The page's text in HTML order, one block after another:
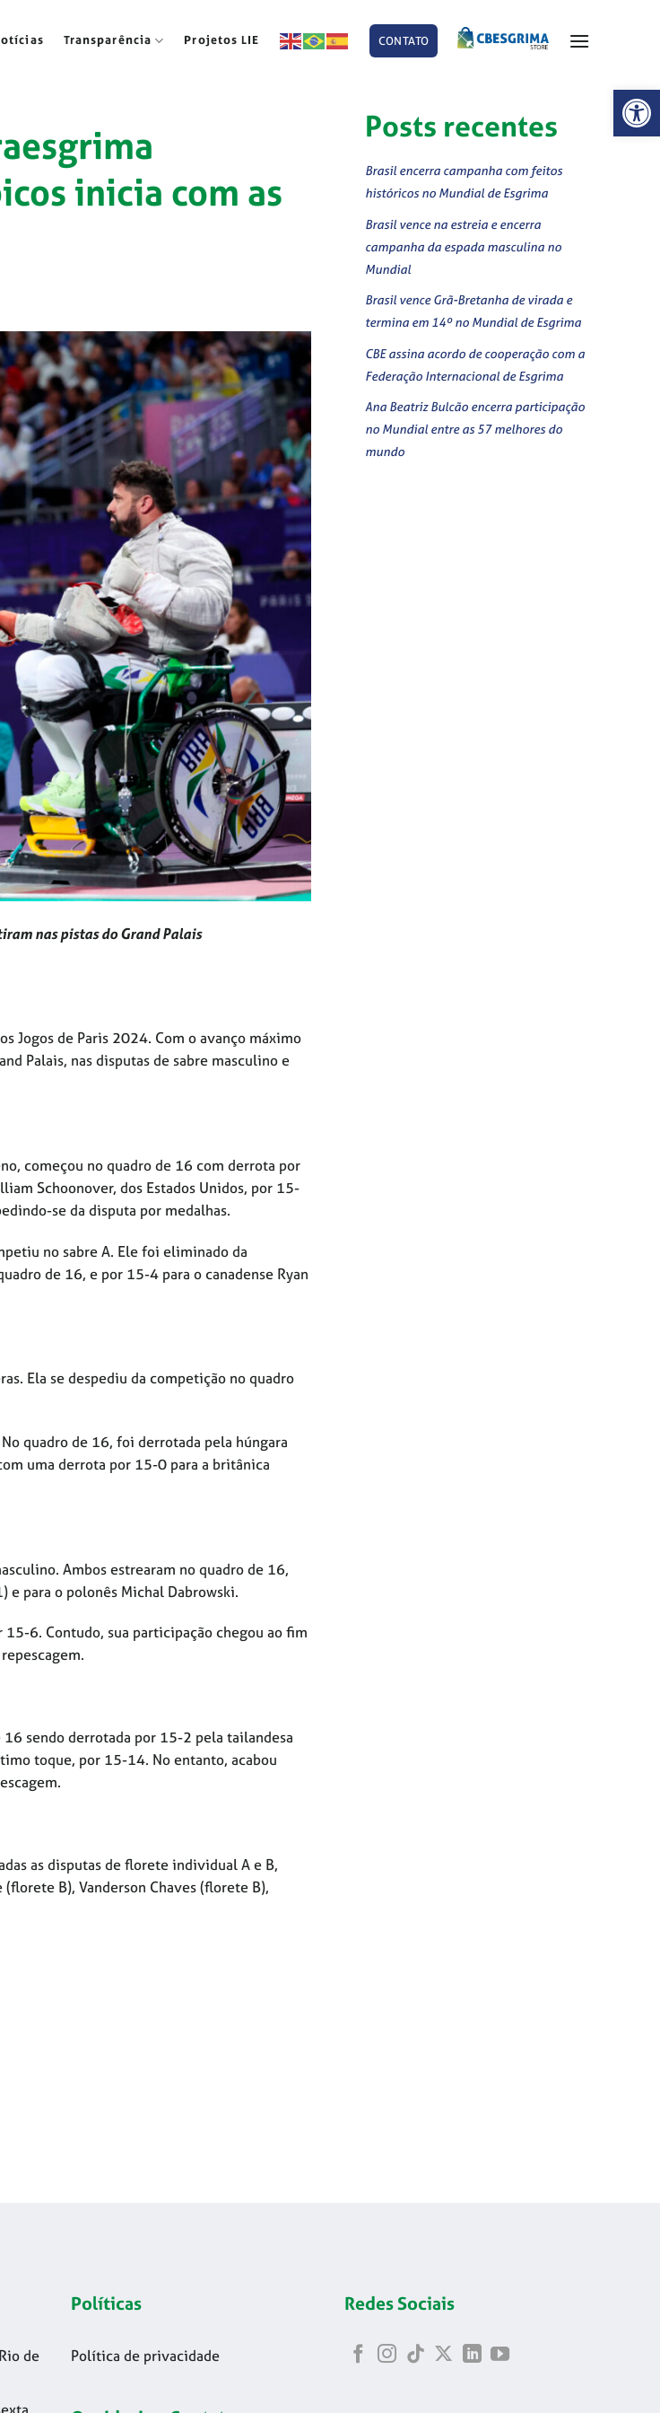
Abrir
Transparência Projetos LIE CONTATO
inicia com as
nas pistas do Grand Palais
Jogos de Paris 2024. Com o avanço máximo
Palais, nas disputas de sabre masculino e
começou no quadro de 16 com derrota por
Schoonover, dos Estados Unidos, por 15-
se da disputa por medalhas.
no sabre A. Ele foi eliminado da
de 16, e por 15-4 para o canadense Ryan
Ela se despediu da competição no quadro
quadro de 16, foi derrotada pela húngara
uma derrota por 15-0 para a britânica
Ambos estrearam no quadro de 16,
para o polonês Michal Dabrowski.
6. Contudo, sua participação chegou ao fim
sendo derrotada por 15-2 pela tailandesa
toque, por 15-14. No entanto, acabou
as disputas de florete individual A e B,
B), Vanderson Chaves (florete B),
Posts recentes
Brasil encerra campanha com feitos
históricos no Mundial de Esgrima
Brasil vence na estreia e encerra
campanha da espada masculina no
Mundial
Brasil vence Grã-Bretanha de virada e
termina em 14º no Mundial de Esgrima
CBE assina acordo de cooperação com a
Federação Internacional de Esgrima
Ana Beatriz Bulcão encerra participação
no Mundial entre as 57 melhores do
mundo
de
Políticas
Política de privacidade
Redes Sociais